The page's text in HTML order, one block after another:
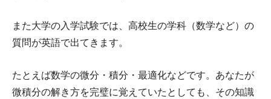
また大学の入学試験では、高校生の学科（数学など）の
質問が英語で出てきます。
たとえば数学の微分・積分・最適化などです。あなたが
微積分の解き方を完璧に覚えていたとしても、その知識